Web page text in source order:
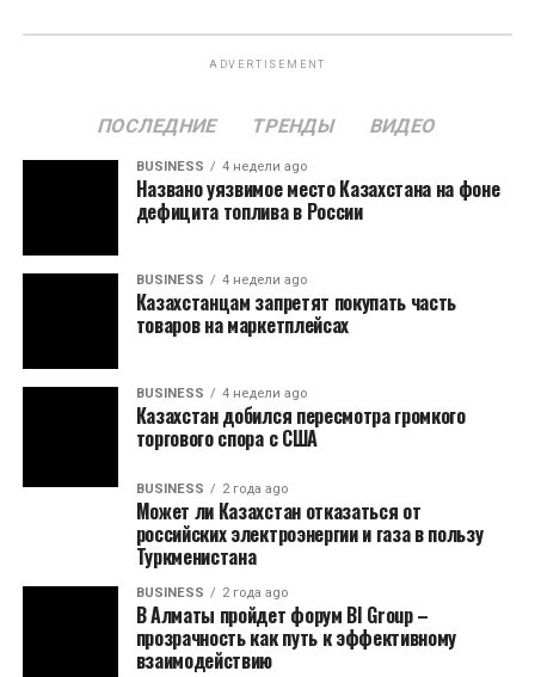
ADVERTISEMENT
ПОСЛЕДНИЕ ТРЕНДЫ ВИДЕО
BUSINESS 4 недели ago
Названо уязвимое место Казахстана на фоне
дефицита топлива в России
BUSINESS 4 недели ago
Казахстанцам запретят покупать часть
товаров на маркетплейсах
BUSINESS 4 недели ago
Казахстан добился пересмотра громкого
торгового спора с США
BUSINESS 2 года ago
Может ли Казахстан отказаться от
российских электроэнергии и газа в пользу
Туркменистана
BUSINESS 2 года ago
В Алматы пройдет форум BI Group –
прозрачность как путь к эффективному
взаимодействию